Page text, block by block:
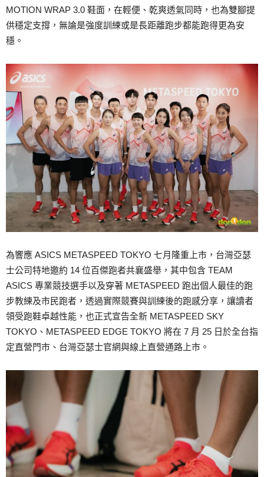
MOTION WRAP 3.0 鞋面，在輕便、乾爽透氣同時，也為雙腳提
供穩定支撐，無論是強度訓練或是長距離跑步都能跑得更為安
穩。
為響應 ASICS METASPEED TOKYO 七月隆重上市，台灣亞瑟
士公司特地邀約 14 位百傑跑者共襄盛舉，其中包含 TEAM
ASICS 專業競技選手以及穿著 METASPEED 跑出個人最佳的跑
步教練及市民跑者，透過實際競賽與訓練後的跑感分享，讓讀者
領受跑鞋卓越性能，也正式宣告全新 METASPEED SKY
TOKYO、METASPEED EDGE TOKYO 將在 7 月 25 日於全台指
定直營門市、台灣亞瑟士官網與線上直營通路上市。